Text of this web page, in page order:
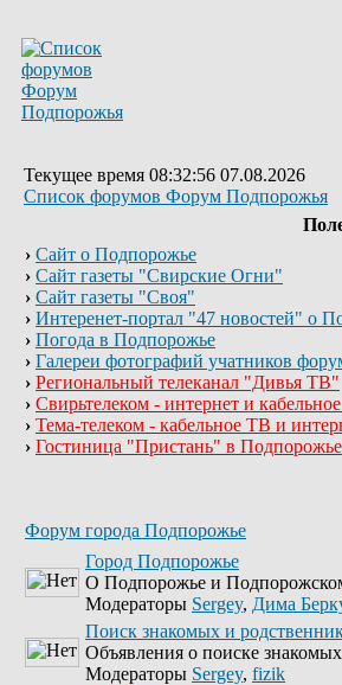
Текущее время 08:32:56 07.08.2026
Список форумов Форум Подпорожья
› Сайт о Подпорожье
› Сайт газеты "Свирские Огни"
› Сайт газеты "Своя"
› Интеренет-портал "47 новостей" о
› Погода в Подпорожье
› Галереи фотографий учатников
› Региональный телеканал "Дивья ТВ"
› Свирьтелеком - интернет и
› Тема-телеком - кабельное ТВ и
› Гостиница "Пристань" в Подпорожье
Форум города Подпорожье
Город Подпорожье
О Подпорожье и
Модераторы Sergey, Дима
Поиск знакомых и
Объявления о поиске
Модераторы Sergey, fizik